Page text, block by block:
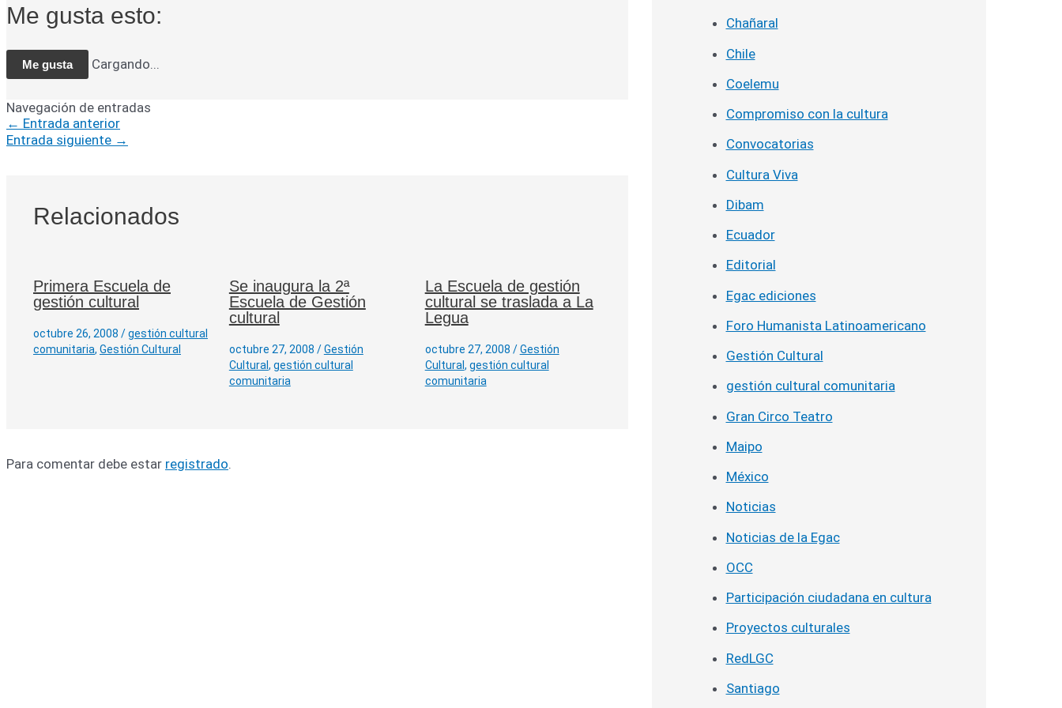
Me gusta esto:
Me gusta Cargando...
Navegación de entradas
← Entrada anterior
Entrada siguiente →
Relacionados
Primera Escuela de
gestión cultural
octubre 26, 2008 /gestión cultural
comunitaria, Gestión Cultural
Se inaugura la 2ª
Escuela de Gestión
cultural
octubre 27, 2008 /Gestión
Cultural , gestión cultural
comunitaria
La Escuela de gestión
cultural se traslada a La
Legua
octubre 27, 2008 /Gestión
Cultural , gestión cultural
comunitaria
Para comentar debe estar registrado.
Chañaral
Chile
Coelemu
Compromiso con la cultura
Convocatorias
Cultura Viva
Dibam
Ecuador
Editorial
Egac ediciones
Foro Humanista Latinoamericano
Gestión Cultural
gestión cultural comunitaria
Gran Circo Teatro
Maipo
México
Noticias
Noticias de la Egac
OCC
Participación ciudadana en cultura
Proyectos culturales
RedLGC
Santiago